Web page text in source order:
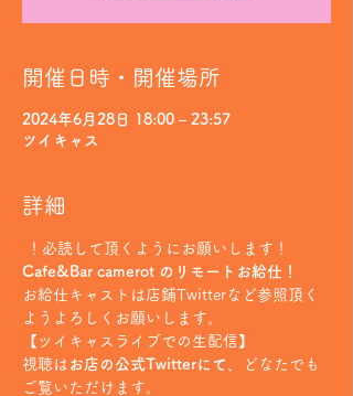
開催日時・開催場所
2024年6月28日 18:00 – 23:57
ツイキャス
詳細
！必読して頂くようにお願いします！
Cafe&Bar camerot のリモートお給仕！
お給仕キャストは店鋪Twitterなど参照頂く
ようよろしくお願いします。
【ツイキャスライブでの生配信】
視聴は お店の公式Twitterにて 、どなたでも
ご覧いただけます。